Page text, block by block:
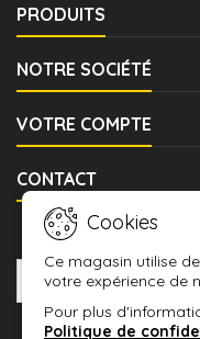
PRODUITS
NOTRE SOCIÉTÉ
VOTRE COMPTE
CONTACT
Cookies
Ce magasin utilise
votre expérience de
Pour plus
Politique de